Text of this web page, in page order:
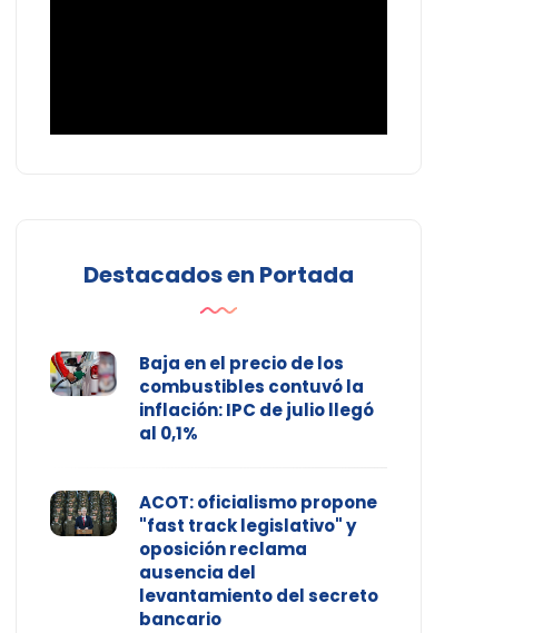
Destacados en Portada
Baja en el precio de los
combustibles contuvó la
inflación: IPC de julio llegó
al 0,1%
ACOT: oficialismo propone
"fast track legislativo" y
oposición reclama
ausencia del
levantamiento del secreto
bancario